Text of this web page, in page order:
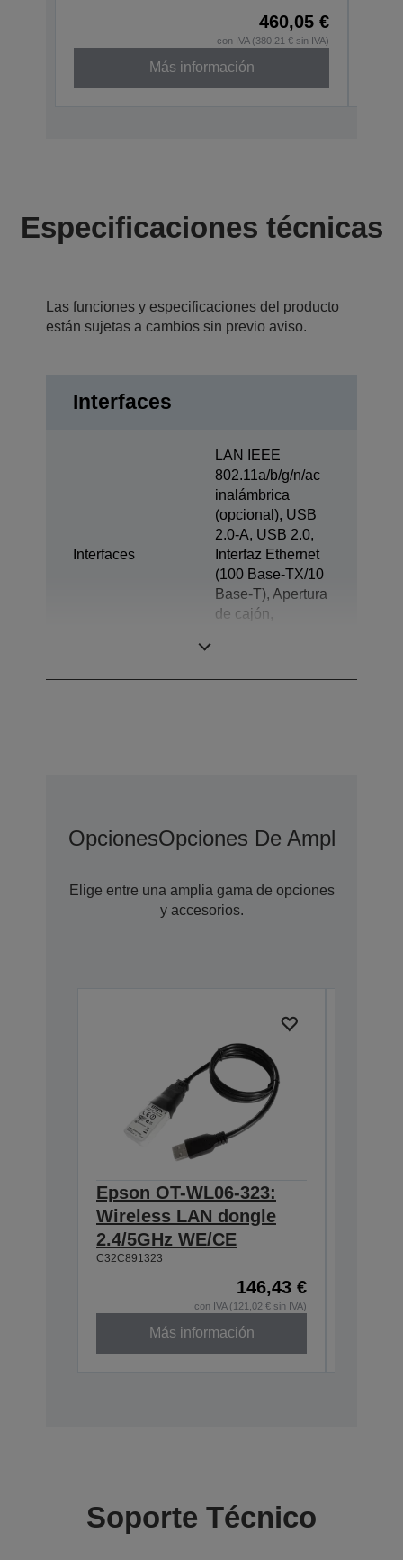
460,05 €
con IVA (380,21 € sin IVA)
Más información
Especificaciones técnicas
Las funciones y especificaciones del producto
están sujetas a cambios sin previo aviso.
Interfaces
Interfaces
LAN IEEE
802.11a/b/g/n/ac
inalámbrica
(opcional), USB
2.0-A, USB 2.0,
Interfaz Ethernet
(100 Base-TX/10
Base-T), Apertura
de cajón,
OpcionesOpciones De Ampliación
Elige entre una amplia gama de opciones
y accesorios.
Epson OT-WL06-323:
Wireless LAN dongle
2.4/5GHz WE/CE
C32C891323
146,43 €
con IVA (121,02 € sin IVA)
Más información
Soporte Técnico